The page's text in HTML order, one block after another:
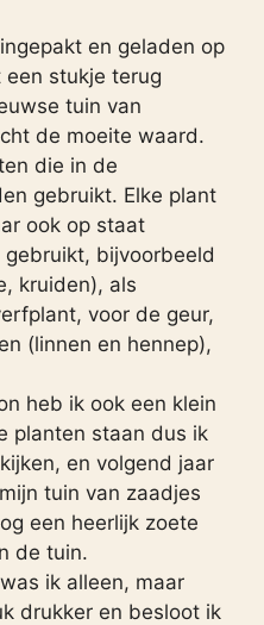
en geladen op
stukje terug
tuin van
de moeite waard.
die in de
gebruikt. Elke plant
ook op staat
bijvoorbeeld
kruiden), als
voor de geur,
(linnen en hennep),
heb ik ook een klein
planten staan dus ik
en volgend jaar
tuin van zaadjes
een heerlijk zoete
de tuin.
ik alleen, maar
drukker en besloot ik